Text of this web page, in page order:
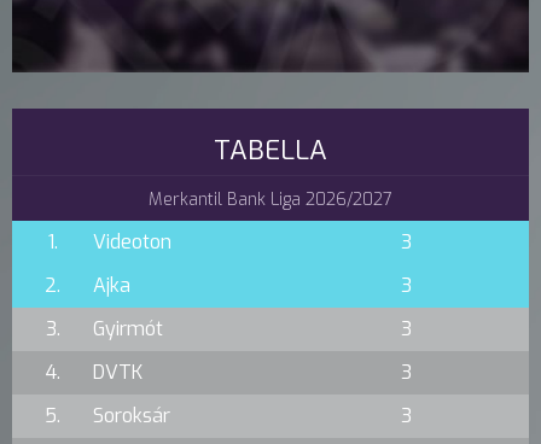
TABELLA
Merkantil Bank Liga 2026/2027
1. Videoton
3
2.
Ajka
3
3.
Gyirmót
3
4.
DVTK
3
5.
Soroksár
3